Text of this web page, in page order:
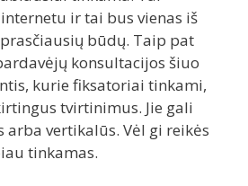
ir tai bus vienas iš
būdų. Taip pat
konsultacijos šiuo
kurie fiksatoriai tinkami,
tvirtinimus. Jie gali
vertikalūs. Vėl gi reikės
tinkamas.